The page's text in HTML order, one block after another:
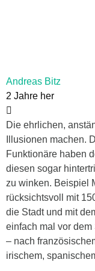
Andreas Bitz
2 Jahre her
Die ehrlichen,
Illusionen machen.
Funktionäre haben
diesen sogar
zu winken. Beispiel
rücksichtsvoll mit
die Stadt und mit
einfach mal vor
– nach
irischem,